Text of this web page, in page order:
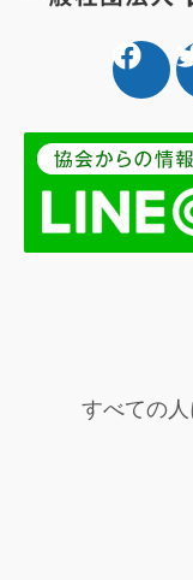
すべての